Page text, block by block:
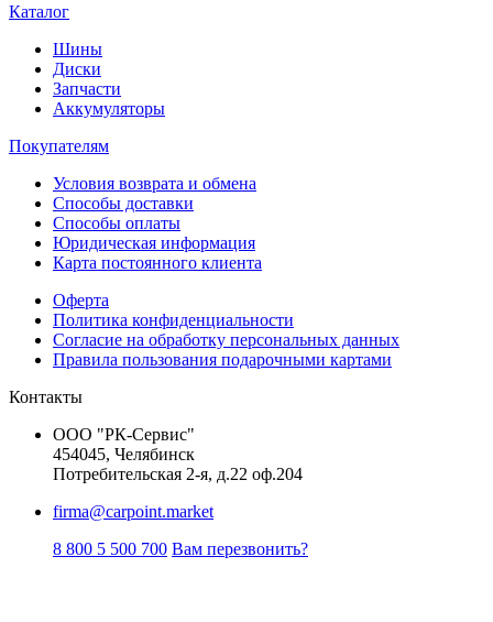
Каталог
Шины
Диски
Запчасти
Аккумуляторы
Покупателям
Условия возврата и обмена
Способы доставки
Способы оплаты
Юридическая информация
Карта постоянного клиента
Оферта
Политика конфиденциальности
Согласие на обработку персональных данных
Правила пользования подарочными картами
Контакты
ООО "РК-Сервис"
454045, Челябинск
Потребительская 2-я, д.22 оф.204
firma@carpoint.market
8 800 5 500 700 Вам перезвонить?